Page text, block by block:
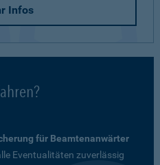
Infos
für Beamtenanwärter
Eventualitäten zuverlässig